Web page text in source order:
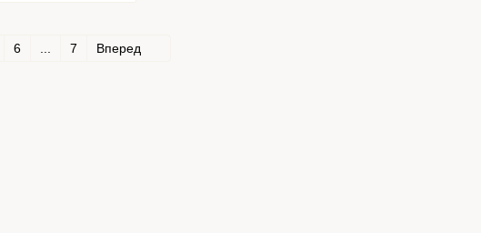
6 ... 7 Вперед